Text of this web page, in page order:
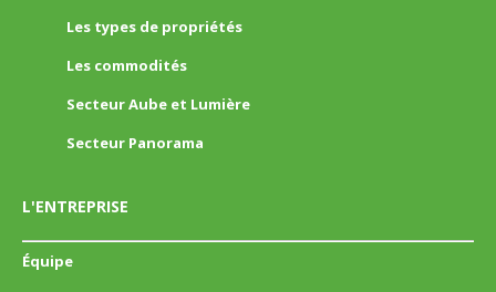
Les types de propriétés
Les commodités
Secteur Aube et Lumière
Secteur Panorama
L'ENTREPRISE
Équipe